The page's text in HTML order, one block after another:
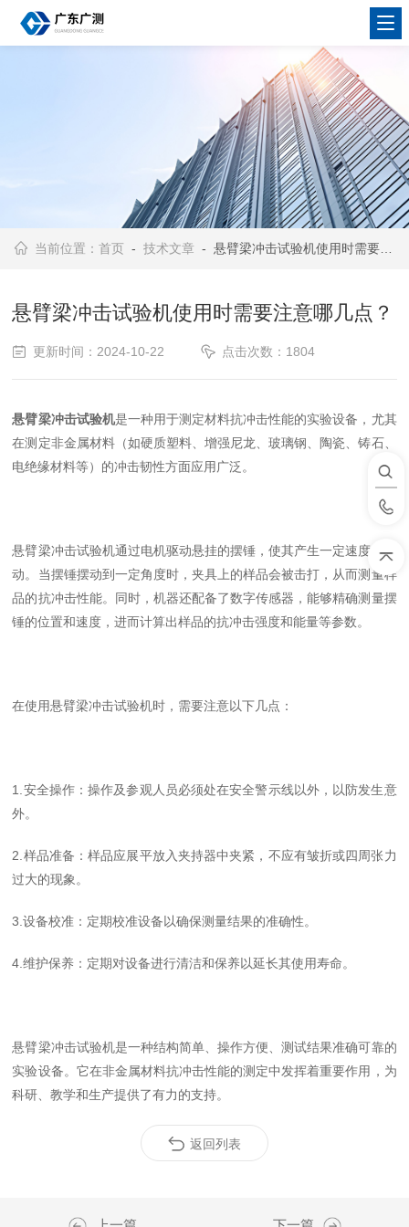
当前位置：首页 -技术文章 - 悬臂梁冲击试验机使用时需要注意哪几点？
悬臂梁冲击试验机使用时需要注意哪几点？
更新时间：2024-10-22 点击次数：1804
悬臂梁冲击试验机是一种用于测定材料抗冲击性能的实验设备，尤其
在测定非金属材料（如硬质塑料、增强尼龙、玻璃钢、陶瓷、铸石、
电绝缘材料等）的冲击韧性方面应用广泛。
悬臂梁冲击试验机通过电机驱动悬挂的摆锤，使其产生一定速度的摆
动。当摆锤摆动到一定角度时，夹具上的样品会被击打，从而测量样
品的抗冲击性能。同时，机器还配备了数字传感器，能够精确测量摆
锤的位置和速度，进而计算出样品的抗冲击强度和能量等参数。
在使用悬臂梁冲击试验机时，需要注意以下几点：
1.安全操作：操作及参观人员必须处在安全警示线以外，以防发生意
外。
2.样品准备：样品应展平放入夹持器中夹紧，不应有皱折或四周张力
过大的现象。
3.设备校准：定期校准设备以确保测量结果的准确性。
4.维护保养：定期对设备进行清洁和保养以延长其使用寿命。
悬臂梁冲击试验机是一种结构简单、操作方便、测试结果准确可靠的
实验设备。它在非金属材料抗冲击性能的测定中发挥着重要作用，为
科研、教学和生产提供了有力的支持。
返回列表